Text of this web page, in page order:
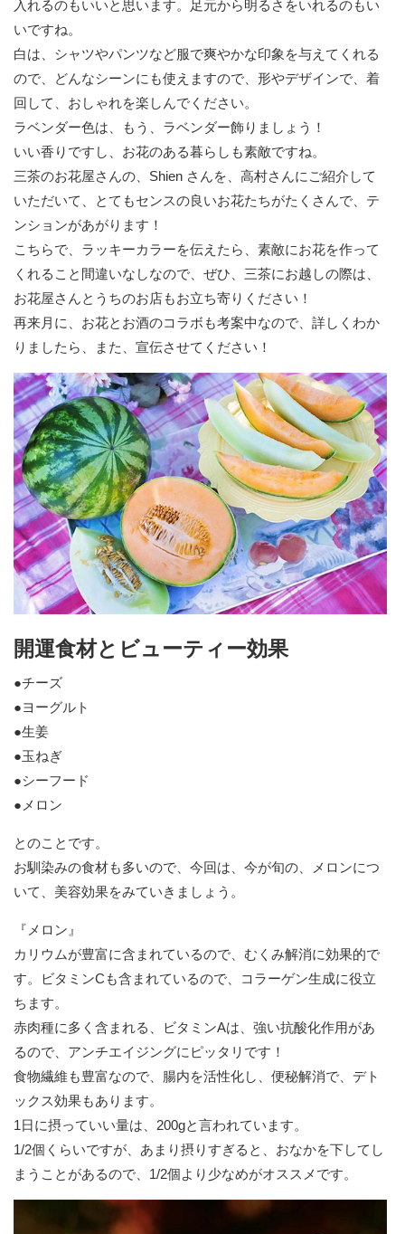
入れるのもいいと思います。足元から明るさをいれるのもい
いですね。
白は、シャツやパンツなど服で爽やかな印象を与えてくれる
ので、どんなシーンにも使えますので、形やデザインで、着
回して、おしゃれを楽しんでください。
ラベンダー色は、もう、ラベンダー飾りましょう！
いい香りですし、お花のある暮らしも素敵ですね。
三茶のお花屋さんの、Shien さんを、高村さんにご紹介して
いただいて、とてもセンスの良いお花たちがたくさんで、テ
ンションがあがります！
こちらで、ラッキーカラーを伝えたら、素敵にお花を作って
くれること間違いなしなので、ぜひ、三茶にお越しの際は、
お花屋さんとうちのお店もお立ち寄りください！
再来月に、お花とお酒のコラボも考案中なので、詳しくわか
りましたら、また、宣伝させてください！
開運食材とビューティー効果
●チーズ
●ヨーグルト
●生姜
●玉ねぎ
●シーフード
●メロン
とのことです。
お馴染みの食材も多いので、今回は、今が旬の、メロンにつ
いて、美容効果をみていきましょう。
『メロン』
カリウムが豊富に含まれているので、むくみ解消に効果的で
す。ビタミンCも含まれているので、コラーゲン生成に役立
ちます。
赤肉種に多く含まれる、ビタミンAは、強い抗酸化作用があ
るので、アンチエイジングにピッタリです！
食物繊維も豊富なので、腸内を活性化し、便秘解消で、デト
ックス効果もあります。
1日に摂っていい量は、200gと言われています。
1/2個くらいですが、あまり摂りすぎると、おなかを下してし
まうことがあるので、1/2個より少なめがオススメです。